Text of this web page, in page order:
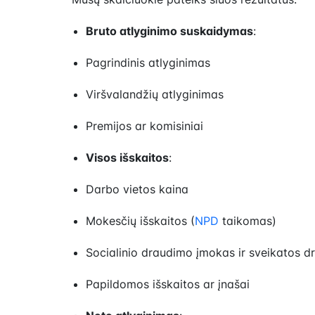
Bruto atlyginimo suskaidymas:
Pagrindinis atlyginimas
Viršvalandžių atlyginimas
Premijos ar komisiniai
Visos išskaitos:
Darbo vietos kaina
Mokesčių išskaitos (NPD taikomas)
Socialinio draudimo įmokas ir sveikatos
Papildomos išskaitos ar įnašai